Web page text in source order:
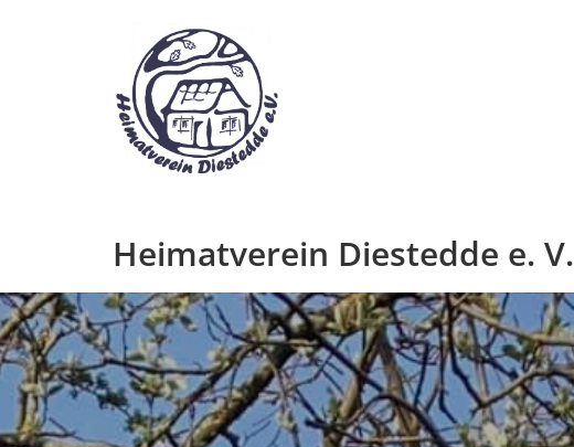
Heimatverein Diestedde e. V.